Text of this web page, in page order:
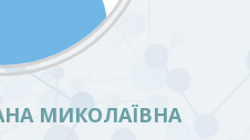
МИКОЛАЇВНА